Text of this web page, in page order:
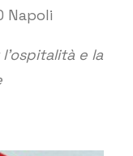
Napoli
e la